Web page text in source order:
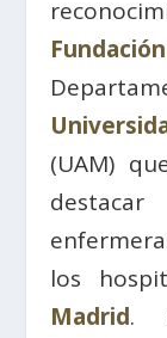
(UAM)
los
Madrid.